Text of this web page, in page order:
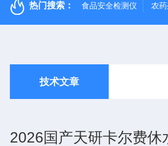
热门搜索： 食品安全检测仪 农
技术文章
2026国产天研卡尔费休